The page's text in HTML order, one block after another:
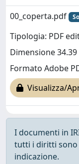
00_coperta.pdf
Tipologia: PDF
Dimensione 34.39
Formato Adobe
Visualizza/
I documenti in
tutti i diritti sono
indicazione.